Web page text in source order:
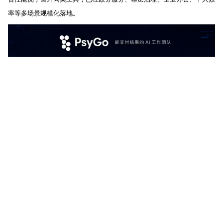
率等多场景规模化落地。